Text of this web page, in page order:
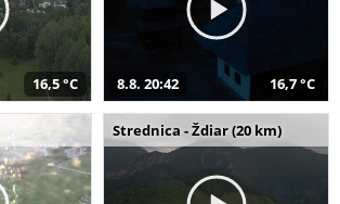
16,5 °C 8.8. 20:42 16,7 °C
Strednica - Ždiar (20 km)